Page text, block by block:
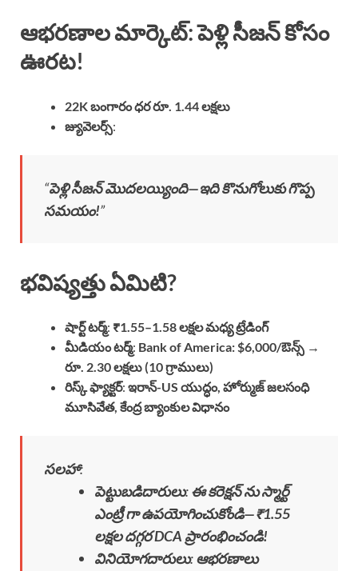
ఆభరణాల మార్కెట్: పెళ్లి సీజన్ కోసం
ఊరట!
22K బంగారం ధర రూ. 1.44 లక్షలు
జ్యువెలర్స్:
“పెళ్లి సీజన్ మొదలయ్యింది—ఇది కొనుగోలుకు గొప్ప
సమయం!”
భవిష్యత్తు ఏమిటి?
షార్ట్ టర్మ్: ₹1.55–1.58 లక్షల మధ్య ట్రేడింగ్
మీడియం టర్మ్: Bank of America: $6,000/ఔన్స్ →
రూ. 2.30 లక్షలు (10 గ్రాములు)
రిస్క్ ఫ్యాక్టర్: ఇరాన్-US యుద్ధం, హోర్ముజ్ జలసంధి
మూసివేత, కేంద్ర బ్యాంకుల విధానం
సలహా:
పెట్టుబడిదారులు:ఈ కరెక్షన్ ను స్మార్ట్
ఎంట్రీ గా ఉపయోగించుకోండి—₹1.55
లక్షల దగ్గర DCA ప్రారంభించండి!
వినియోగదారులు:ఆభరణాలు